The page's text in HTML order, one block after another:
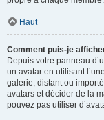
Haut
Comment puis-je
Depuis votre panneau
un avatar en utilisant
galerie, distant ou
avatars et décider de la
pouvez pas utiliser